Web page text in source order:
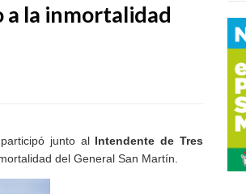
a la inmortalidad
junto al Intendente de Tres
del General San Martín.